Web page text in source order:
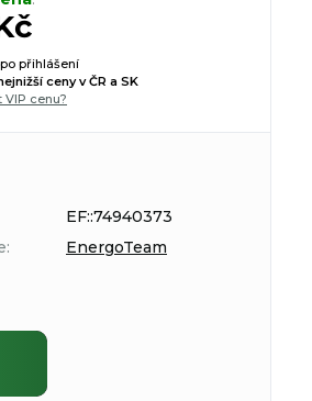
přihlášení
ceny v ČR a SK
cenu?
EF::74940373
EnergoTeam